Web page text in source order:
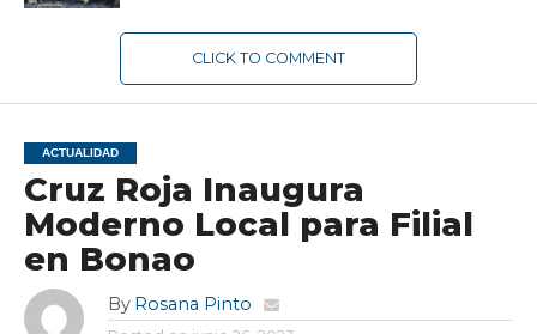
CLICK TO COMMENT
ACTUALIDAD
Cruz Roja Inaugura
Moderno Local para Filial
en Bonao
By Rosana Pinto